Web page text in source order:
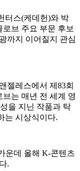
터스(케데헌)와 박
브 주요 부문 후보
까지 이어질지 관심
젤레스에서 제83회
는 매년 전 세계 영
을 지닌 작품과 탁
는 시상식이다.
운데 올해 K-콘텐츠
.